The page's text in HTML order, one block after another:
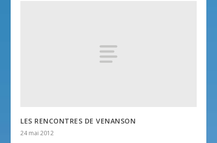
LES RENCONTRES DE VENANSON
24 mai 2012